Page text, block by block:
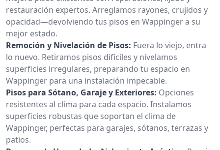
restauración expertos. Arreglamos rayones, crujidos y
opacidad—devolviendo tus pisos en Wappinger a su
mejor estado.
Remoción y Nivelación de Pisos: Fuera lo viejo, entra
lo nuevo. Retiramos pisos difíciles y nivelamos
superficies irregulares, preparando tu espacio en
Wappinger para una instalación impecable.
Pisos para Sótano, Garaje y Exteriores: Opciones
resistentes al clima para cada espacio. Instalamos
superficies robustas que soportan el clima de
Wappinger, perfectas para garajes, sótanos, terrazas y
patios.